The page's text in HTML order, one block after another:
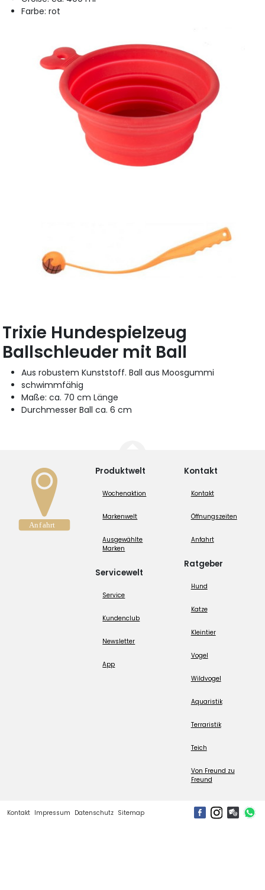
Farbe: rot
Trixie Hundespielzeug
Ballschleuder mit Ball
Aus robustem Kunststoff. Ball aus Moosgummi
schwimmfähig
Maße: ca. 70 cm Länge
Durchmesser Ball ca. 6 cm
Produktwelt
Wochenaktion
Markenwelt
Ausgewählte
Marken
Servicewelt
Service
Kundenclub
Newsletter
App
Kontakt
Kontakt
Öffnungszeiten
Anfahrt
Ratgeber
Hund
Katze
Kleintier
Vogel
Wildvogel
Aquaristik
Terraristik
Teich
Von Freund zu
Freund
Kontakt Impressum Datenschutz Sitemap